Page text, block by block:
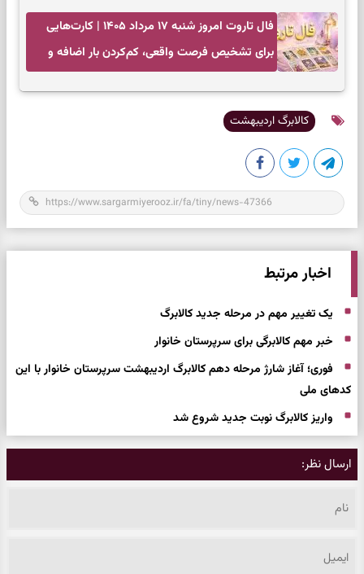
فال تاروت امروز شنبه ۱۷ مرداد ۱۴۰۵ | کارت‌هایی
برای تشخیص فرصت واقعی، کم‌کردن بار اضافه و
کالابرگ اردیبهشت
اخبار مرتبط
یک تغییر مهم در مرحله جدید کالابرگ
خبر مهم کالابرگی برای سرپرستان خانوار
فوری؛ آغاز شارژ مرحله دهم کالابرگ اردیبهشت سرپرستان خانوار با این
کدهای ملی
واریز کالابرگ نوبت جدید شروع شد
ارسال نظر: